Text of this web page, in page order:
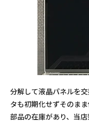
分解して液晶パネルを交
タも初期化せずそのま
部品の在庫があり、当